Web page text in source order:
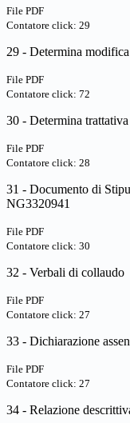
File PDF
Contatore click: 29
29 - Determina
File PDF
Contatore click: 72
30 - Determina
File PDF
Contatore click: 28
31 - Documento di
NG3320941
File PDF
Contatore click: 30
32 - Verbali di collaudo
File PDF
Contatore click: 27
33 - Dichiarazione
File PDF
Contatore click: 27
34 - Relazione